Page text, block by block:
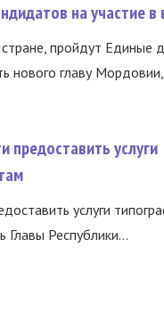
на участие
пройдут Единые
нового главу
услуги
услуги
Республики...